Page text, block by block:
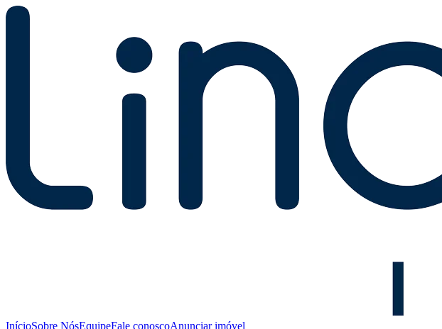
InícioSobre NósEquipeFale conoscoAnunciar imóvel